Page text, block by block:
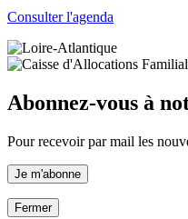
Consulter l'agenda
Abonnez-vous à
Pour recevoir par mail les
Je m'abonne
Fermer